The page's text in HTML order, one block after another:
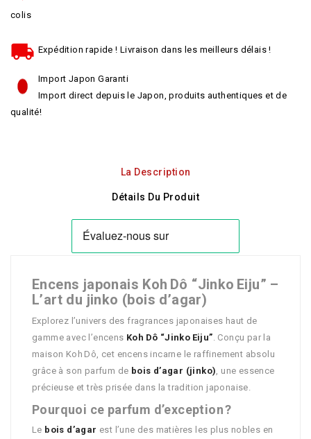
colis
Expédition rapide ! Livraison dans les meilleurs délais !
Import Japon Garanti
Import direct depuis le Japon, produits authentiques et de
qualité!
La Description
Détails Du Produit
Encens japonais Koh Dô “Jinko Eiju” –
L’art du jinko (bois d’agar)
Explorez l’univers des fragrances japonaises haut de
gamme avec l’encens Koh Dô “Jinko Eiju”. Conçu par la
maison Koh Dô, cet encens incarne le raffinement absolu
grâce à son parfum de bois d’agar (jinko), une essence
précieuse et très prisée dans la tradition japonaise.
Pourquoi ce parfum d’exception ?
Le bois d’agar est l’une des matières les plus nobles en